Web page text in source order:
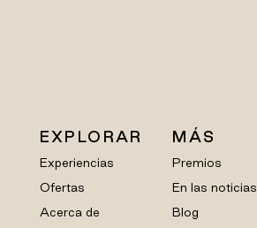
EXPLORAR
Experiencias
Ofertas
Acerca de
MÁS
Premios
En las noticias
Blog